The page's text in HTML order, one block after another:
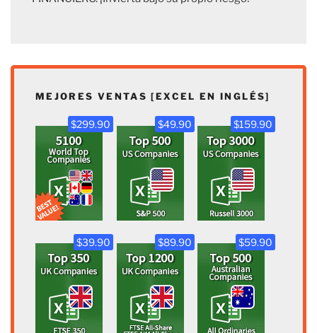
MEJORES VENTAS [EXCEL EN INGLÉS]
$299.90 $49.90 $159.90
$39.90 $89.90 $59.90